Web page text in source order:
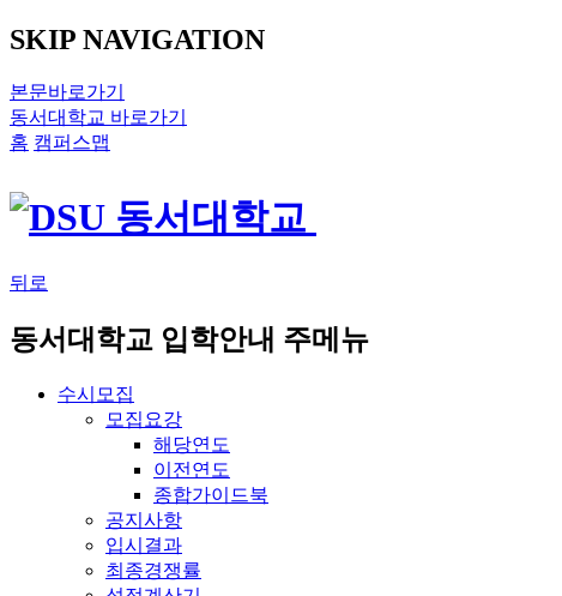
SKIP NAVIGATION
본문바로가기
동서대학교 바로가기
홈 캠퍼스맵
뒤로
동서대학교 입학안내 주메뉴
수시모집
모집요강
해당연도
이전연도
종합가이드북
공지사항
입시결과
최종경쟁률